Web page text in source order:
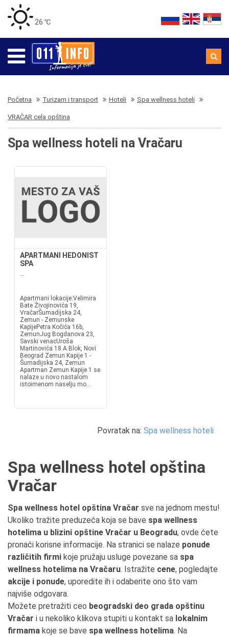
26 ℃
Početna Turizam i transport Hoteli Spa wellness hoteli
VRAČAR cela opština
Spa wellness hoteli na Vračaru
APARTMANI HEDONIST
SPA
...
Apartmani lokacije:Velimira
Bate Živojinovića 19,
VračarŠumadijska 24,
Zemun - Zemunske
KapijePetra Kočića 16b,
ZemunJug Bogdanova 23,
Savski venacUroša
Martinovića 18 A Blok, Novi
Beograd Zemun Kapije 1 -
Šumadijska 24, Zemun
Apartman Zemun Kapije 1 se
nalaze u novo nastalom
istoimenom naselju mo...
Povratak na: Spa wellness hoteli
Spa wellness hotel opština
Vračar
Spa wellness hotel opština Vračar sve na jednom mestu!
Ukoliko tražite preduzeća koja se bave spa wellness
hotelima u blizini opštine Vračar u Beogradu, ovde ćete
pronaći korisne informacije. Na stranici se nalaze ponude
različitih firmi koje pružaju usluge povezane sa spa
wellness hotelima na Vračaru. Istražite cene, pogledajte
akcije i ponude, uporedite ih i odaberite ono što vam
najviše odgovara.
Možete pretražiti ceo beogradski deo grada opštinu
Vračar i u nekoliko klikova stupiti u kontakt sa lokalnim
firmama koje se bave spa wellness hotelima. Na